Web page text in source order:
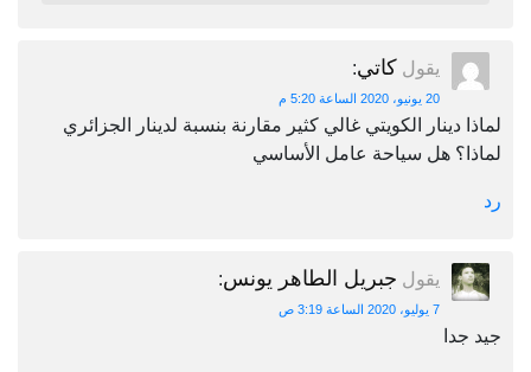
يقول كاتي:
20 يونيو، 2020 الساعة 5:20 م
لماذا دينار الكويتي غالي كثير مقارنة بنسبة لدينار الجزائري
لماذا؟ هل سياحة عامل الأساسي
رد
يقول جبريل الطاهر يونس:
7 يوليو، 2020 الساعة 3:19 ص
جيد جدا